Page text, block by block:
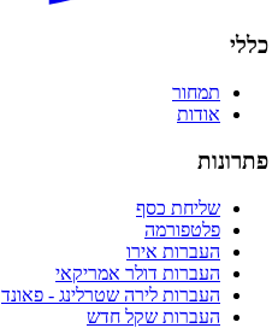
כללי
תמחור
אודות
פתרונות
שליחת כסף
פלטפורמה
העברות אירו
העברות דולר אמריקאי
העברות לירה שטרלינג - פאונד
העברות שקל חדש